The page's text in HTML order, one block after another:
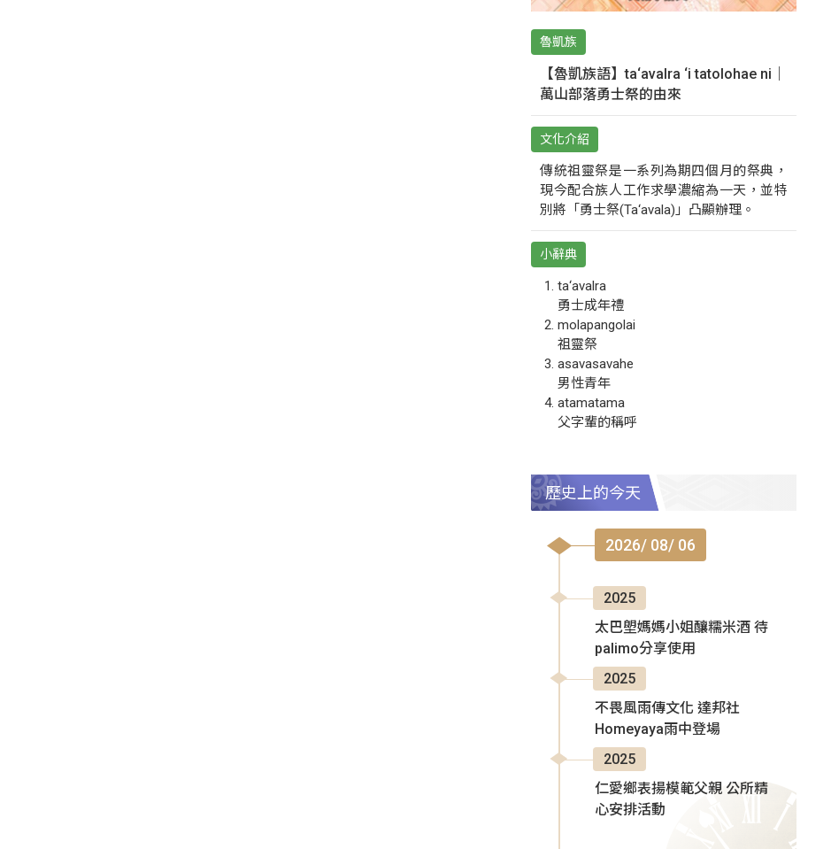
魯凱族
【魯凱族語】ta‘avalra ‘i tatolohae ni｜
萬山部落勇士祭的由來
文化介紹
傳統祖靈祭是一系列為期四個月的祭典，
現今配合族人工作求學濃縮為一天，並特
別將「勇士祭(Ta‘avala)」凸顯辦理。
小辭典
ta‘avalra
勇士成年禮
molapangolai
祖靈祭
asavasavahe
男性青年
atamatama
父字輩的稱呼
歷史上的今天
2026/ 08/ 06
2025
太巴塱媽媽小姐釀糯米酒 待
palimo分享使用
2025
不畏風雨傳文化 達邦社
Homeyaya雨中登場
2025
仁愛鄉表揚模範父親 公所精
心安排活動